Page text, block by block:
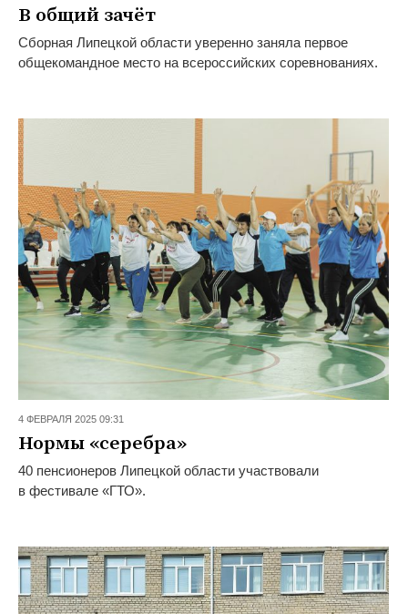
В общий зачёт
Сборная Липецкой области уверенно заняла первое
общекомандное место на всероссийских соревнованиях.
4 ФЕВРАЛЯ 2025 09:31
Нормы «серебра»
40 пенсионеров Липецкой области участвовали
в фестивале «ГТО».